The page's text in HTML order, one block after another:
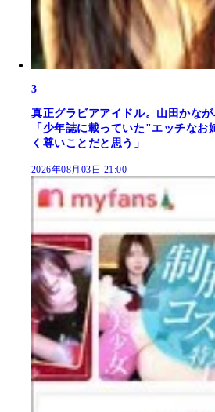
3
真正グラビアアイドル。山田かな
「少年誌に載っていた"エッチな
く尊いことだと思う」
2026年08月03日 21:00